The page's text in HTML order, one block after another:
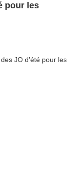
pour les